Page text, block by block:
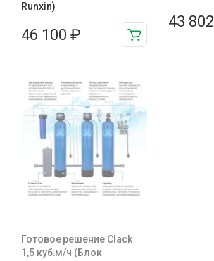
Runxin)
46 100 ₽
43 802
Готовое решение Clack
1,5 куб.м/ч (Блок